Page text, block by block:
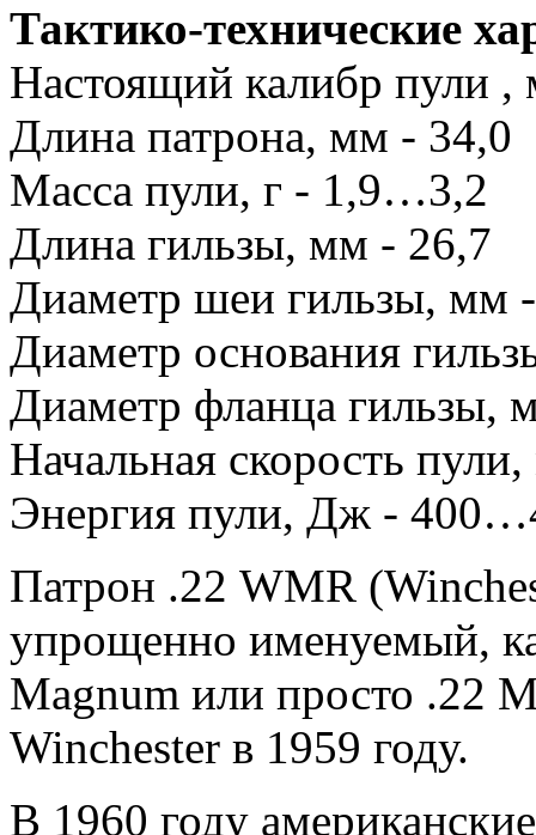
Тактико-технические
Настоящий калибр пули
Длина патрона, мм - 34,0
Масса пули, г - 1,9…3,2
Длина гильзы, мм - 26,7
Диаметр шеи гильзы, мм
Диаметр основания
Диаметр фланца гильзы,
Начальная скорость
Энергия пули, Дж -
Патрон .22 WMR
упрощенно именуемый,
Magnum или просто .22
Winchester в 1959 году.
В 1960 году